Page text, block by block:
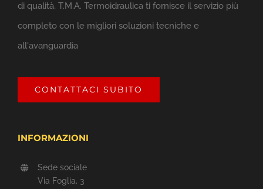
di qualità, T.M.A. Termoidraulica ti fornisce il servizio più
completo con le migliori soluzioni tecniche e
all'avanguardia
CONTATTACI SUBITO
INFORMAZIONI
Sede sociale
Via Foglia, 3